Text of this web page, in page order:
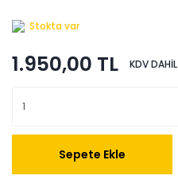
Stokta var
1.950,00 TL KDV DAHİL
Sepete Ekle